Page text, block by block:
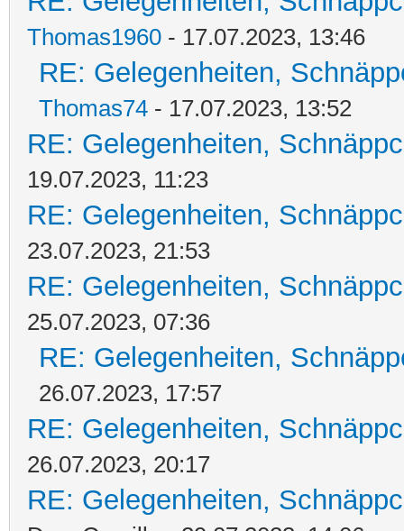
Thomas1960 - 17.07.2023, 13:46
RE: Gelegenheiten,
Thomas74 - 17.07.2023, 13:52
RE: Gelegenheiten,
19.07.2023, 11:23
RE: Gelegenheiten,
23.07.2023, 21:53
RE: Gelegenheiten,
25.07.2023, 07:36
RE: Gelegenheiten,
26.07.2023, 17:57
RE: Gelegenheiten,
26.07.2023, 20:17
RE: Gelegenheiten,